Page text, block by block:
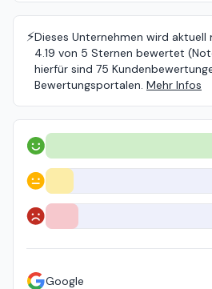
⚡️Dieses Unternehmen wird
4.19 von 5 Sternen bewertet
hierfür sind 75
Bewertungsportalen. Mehr Infos
Positiv
Neutral
Negativ
Google